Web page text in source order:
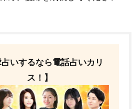
占いするなら電話占いカリ
ス！】